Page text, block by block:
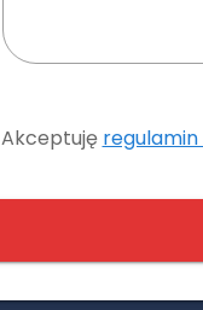
Akceptuję regulamin